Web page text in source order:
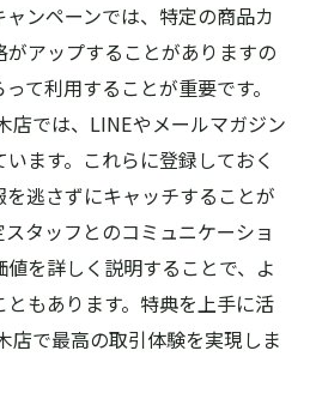
木店の顧客満足度の秘密
を買取大吉大和八木店でア
木店の最新サービス紹介
の流れとその魅力
木店の実績と評価を知ろう
験を向上させるためのヒン
木店のアフターサービスの
ンペーンでは、特定の商品カ
アップすることがありますの
て利用することが重要です。
店では、LINEやメールマガジン
ます。これらに登録しておく
逃さずにキャッチすることが
タッフとのコミュニケーショ
を詳しく説明することで、よ
もあります。特典を上手に活
店で最高の取引体験を実現しま